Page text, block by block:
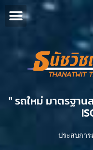
" รถใหม่ มาตรฐาน
ประสบกา